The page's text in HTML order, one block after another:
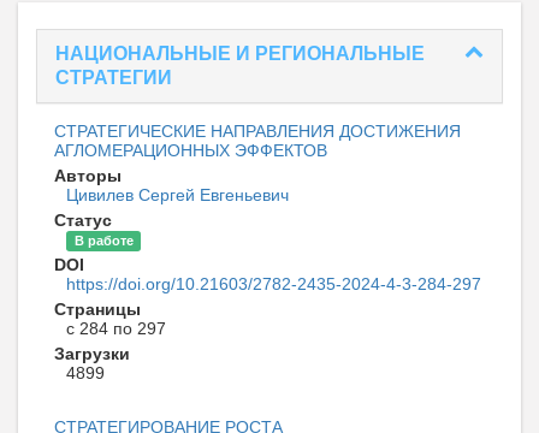
НАЦИОНАЛЬНЫЕ И РЕГИОНАЛЬНЫЕ
СТРАТЕГИИ
СТРАТЕГИЧЕСКИЕ НАПРАВЛЕНИЯ ДОСТИЖЕНИЯ
АГЛОМЕРАЦИОННЫХ ЭФФЕКТОВ
Авторы
Цивилев Сергей Евгеньевич
Статус
В работе
DOI
https://doi.org/10.21603/2782-2435-2024-4-3-284-297
Страницы
с 284 по 297
Загрузки
4899
СТРАТЕГИРОВАНИЕ РОСТА